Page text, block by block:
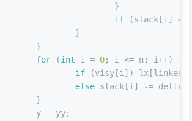
				}
if (slack[i] <
			}
		}
for (int i = 0; i <= n; i++) {
if (visy[i])
else slack[i] -= delta;
		}
		y = yy;